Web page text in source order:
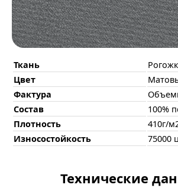
Ткань
Цвет
Фактура
Состав
100%
Плотность
410г/
Износостойкость
75000
Технические